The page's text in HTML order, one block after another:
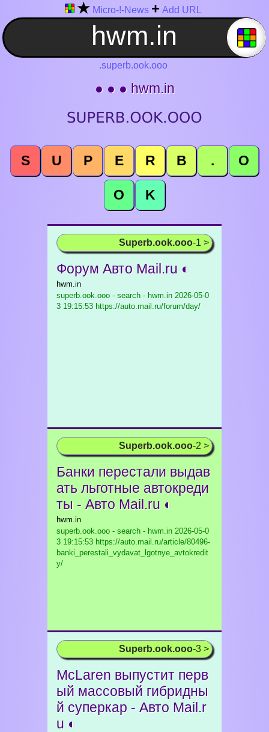
★ Micro-!-News + Add URL
.superb.ook.ooo
● ● ● hwm.in
S U P E R B . O
O K
Superb.ook.ooo-1 >
Форум Авто Mail.ru ◐
hwm.in
superb.ook.ooo - search - hwm.in 2026-05-0
3 19:15:53 https://auto.mail.ru/forum/day/
Superb.ook.ooo-2 >
Банки перестали выдав
ать льготные автокреди
ты - Авто Mail.ru ◐
hwm.in
superb.ook.ooo - search - hwm.in 2026-05-0
3 19:15:53 https://auto.mail.ru/article/80496-
banki_perestali_vydavat_lgotnye_avtokredit
y/
Superb.ook.ooo-3 >
McLaren выпустит перв
ый массовый гибридны
й суперкар - Авто Mail.r
u ◐